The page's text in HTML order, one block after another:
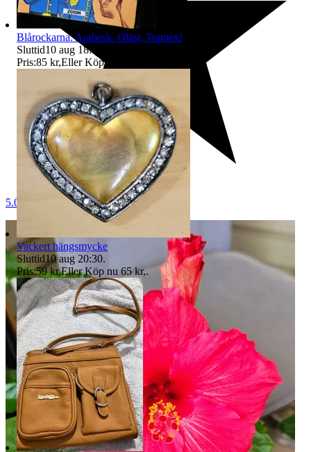
5.0
Blårockarna: Arabesk. Oläst, Toppex!
Sluttid10 aug 18:05
Pris:85 kr,Eller Köp nu
Vackert hängsmycke
Sluttid10 aug 20:30.
Pris:59 kr,Eller Köp nu 65 kr,.